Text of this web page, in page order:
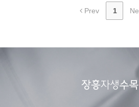
Prev 1